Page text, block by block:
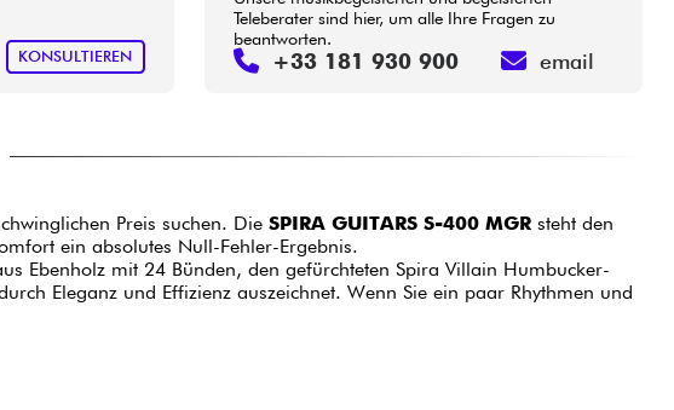
KONSULTIEREN
Teleberater sind hier, um alle Ihre Fragen zu
beantworten.
+33 181 930 900 email
Preis suchen. Die SPIRA GUITARS S-400 MGRsteht den
ein absolutes Null-Fehler-Ergebnis.
Ebenholz mit 24 Bünden, den gefürchteten Spira Villain Humbucker-
Eleganz und Effizienz auszeichnet. Wenn Sie ein paar Rhythmen und